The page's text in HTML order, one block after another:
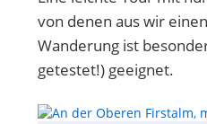
von denen aus wir
Wanderung ist
getestet!) geeignet.